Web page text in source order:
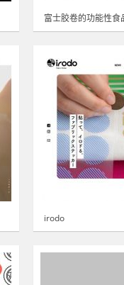
富士胶卷的功能性食
irodo